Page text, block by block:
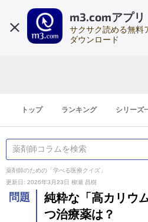
m3.comアプリ
サクサク読める無料
ダウンロード
トップ ランキング シリーズ
薬剤師のための「学べる医療クイズ」
更新日: 2026年3月23日 柳瀬 昌樹
問題
純粋な「高カリウ
つ治療薬は？